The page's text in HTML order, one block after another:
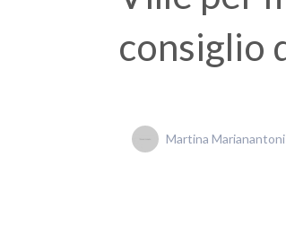
consiglio
Martina Marianantoni